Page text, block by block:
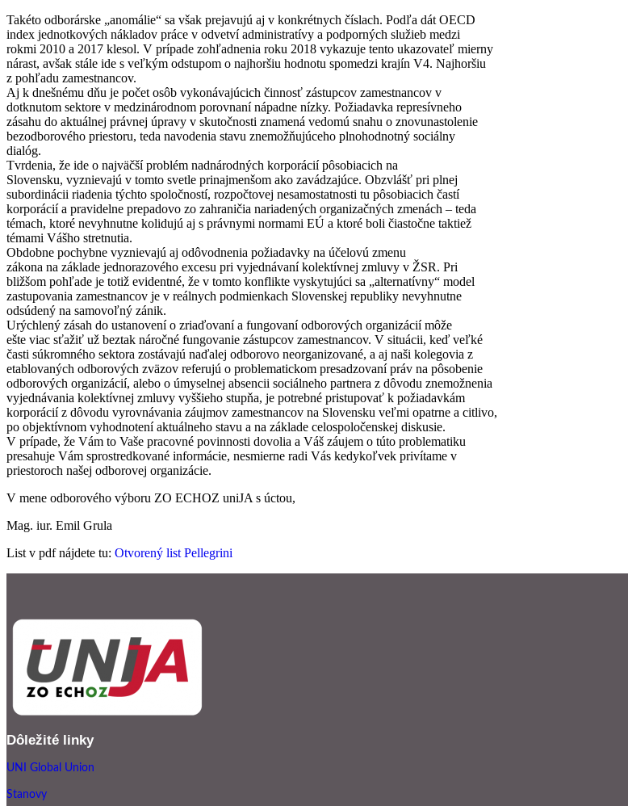
Takéto odborárske „anomálie“ sa však prejavujú aj v konkrétnych číslach. Podľa dát OECD
index jednotkových nákladov práce v odvetví administratívy a podporných služieb medzi
rokmi 2010 a 2017 klesol. V prípade zohľadnenia roku 2018 vykazuje tento ukazovateľ mierny
nárast, avšak stále ide s veľkým odstupom o najhoršiu hodnotu spomedzi krajín V4. Najhoršiu
z pohľadu zamestnancov.
Aj k dnešnému dňu je počet osôb vykonávajúcich činnosť zástupcov zamestnancov v
dotknutom sektore v medzinárodnom porovnaní nápadne nízky. Požiadavka represívneho
zásahu do aktuálnej právnej úpravy v skutočnosti znamená vedomú snahu o znovunastolenie
bezodborového priestoru, teda navodenia stavu znemožňujúceho plnohodnotný sociálny
dialóg.
Tvrdenia, že ide o najväčší problém nadnárodných korporácií pôsobiacich na
Slovensku, vyznievajú v tomto svetle prinajmenšom ako zavádzajúce. Obzvlášť pri plnej
subordinácii riadenia týchto spoločností, rozpočtovej nesamostatnosti tu pôsobiacich častí
korporácií a pravidelne prepadovo zo zahraničia nariadených organizačných zmenách – teda
témach, ktoré nevyhnutne kolidujú aj s právnymi normami EÚ a ktoré boli čiastočne taktiež
témami Vášho stretnutia.
Obdobne pochybne vyznievajú aj odôvodnenia požiadavky na účelovú zmenu
zákona na základe jednorazového excesu pri vyjednávaní kolektívnej zmluvy v ŽSR. Pri
bližšom pohľade je totiž evidentné, že v tomto konflikte vyskytujúci sa „alternatívny“ model
zastupovania zamestnancov je v reálnych podmienkach Slovenskej republiky nevyhnutne
odsúdený na samovoľný zánik.
Urýchlený zásah do ustanovení o zriaďovaní a fungovaní odborových organizácií môže
ešte viac sťažiť už beztak náročné fungovanie zástupcov zamestnancov. V situácii, keď veľké
časti súkromného sektora zostávajú naďalej odborovo neorganizované, a aj naši kolegovia z
etablovaných odborových zväzov referujú o problematickom presadzovaní práv na pôsobenie
odborových organizácií, alebo o úmyselnej absencii sociálneho partnera z dôvodu znemožnenia
vyjednávania kolektívnej zmluvy vyššieho stupňa, je potrebné pristupovať k požiadavkám
korporácií z dôvodu vyrovnávania záujmov zamestnancov na Slovensku veľmi opatrne a citlivo,
po objektívnom vyhodnotení aktuálneho stavu a na základe celospoločenskej diskusie.
V prípade, že Vám to Vaše pracovné povinnosti dovolia a Váš záujem o túto problematiku
presahuje Vám sprostredkované informácie, nesmierne radi Vás kedykoľvek privítame v
priestoroch našej odborovej organizácie.
V mene odborového výboru ZO ECHOZ uniJA s úctou,
Mag. iur. Emil Grula
List v pdf nájdete tu: Otvorený list Pellegrini
Dôležité linky
UNI Global Union
Stanovy